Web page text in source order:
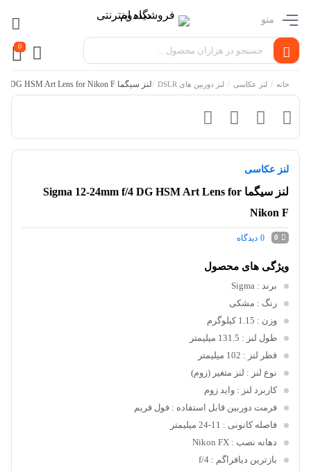
منو
0
خانه / لنز عکاسی / لنز دوربین های DSLR /لنز سیگما Sigma 12-24mm f/4 DG HSM Art Lens for Nikon F
لنز عکاسی
لنز سیگما Sigma 12-24mm f/4 DG HSM Art Lens for
Nikon F
0
0 دیدگاه
ویژگی های محصول
برند : Sigma
رنگ : مشکی
وزن : 1.15 کیلوگرم
طول لنز : 131.5 میلیمتر
قطر لنز : 102 میلیمتر
نوع لنز : لنز متغیر (زوم)
کاربرد لنز : واید زوم
فرمت دوربین قابل استفاده : فول فریم
فاصله کانونی : 11-24 میلیمتر
دهانه نصب : Nikon FX
بازترین دیافراگم : f/4